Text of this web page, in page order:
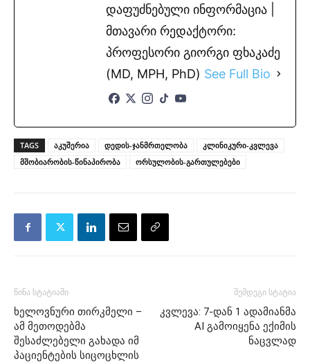
დაფუძნებული ინფორმაცია |
მთავარი რედაქტორი:
პროფესორი გიორგი ფხაკაძე
(MD, MPH, PhD) See Full Bio
TAGS აკუშერია დედის-ჯანმრთელობა
კლინიკური-კვლევა
მშობიარობის-წინაპირობა
ორსულობის-გართულებები
წინა სტატიაში
ხელოვნური თირკმელი –
ამ მეთოდებმა
შესაძლებელი გახადა იმ
პაციენტების სიცოცხლის
შემდეგი სტატია
კვლევა: 7-დან 1 ადამიანმა
AI გამოიყენა ექიმის
ნაცვლად